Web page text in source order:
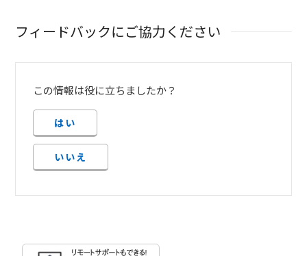
フィードバックにご協力ください
この情報は役に立ちましたか？
はい
いいえ